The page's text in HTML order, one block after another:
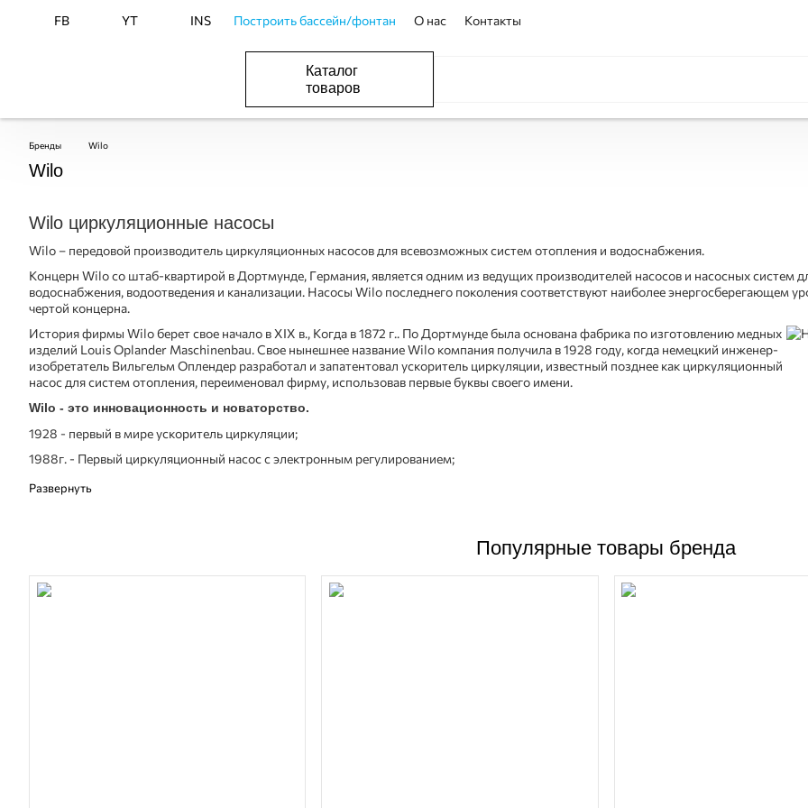
FB YT INS Построить бассейн/фонтан О нас Контакты
Каталог
товаров
Бренды Wilo
Wilo
Wilo циркуляционные насосы
Wilo – передовой производитель циркуляционных насосов для всевозможных систем отопления и водоснабжения.
Концерн Wilo со штаб-квартирой в Дортмунде, Германия, является одним из ведущих производителей насосов и насосных систем
водоснабжения, водоотведения и канализации. Насосы Wilo последнего поколения соответствуют наиболее энергосберегающем
чертой концерна.
История фирмы Wilo берет свое начало в XIX в., Когда в 1872 г.. По Дортмунде была основана фабрика по изготовлению медных
изделий Louis Oplаnder Maschinenbau. Свое нынешнее название Wilo компания получила в 1928 году, когда немецкий инженер-
изобретатель Вильгельм Оплендер разработал и запатентовал ускоритель циркуляции, известный позднее как циркуляционный
насос для систем отопления, переименовал фирму, использовав первые буквы своего имени.
Wilo - это инновационность и новаторство.
1928 - первый в мире ускоритель циркуляции;
1988г. - Первый циркуляционный насос с электронным регулированием;
1995г. - Первый многоступенчатый повышающий насос с мокрым мотором, вертикального типа;
Март 2005 компания Wilo, вместе с ведущими производителями насосного оборудования, взяла на себя добровольное
Сейчас компания представляет собой холдинг Wilo, в состав которого в 1984 году вошел французский производитель насосов
включающий десятки предприятий по всему миру, является одним из крупнейших в мире производителей насосной техники. Вся
Популярные товары бренда